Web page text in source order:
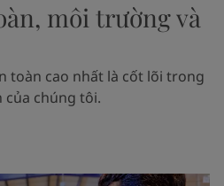
môi trường và
toàn cao nhất là cốt lõi trong
của chúng tôi.